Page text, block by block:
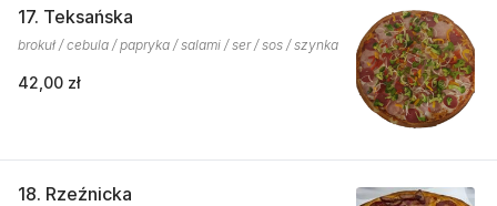
17. Teksańska
brokuł / cebula / papryka / salami / ser / sos / szynka
42,00 zł
18. Rzeźnicka